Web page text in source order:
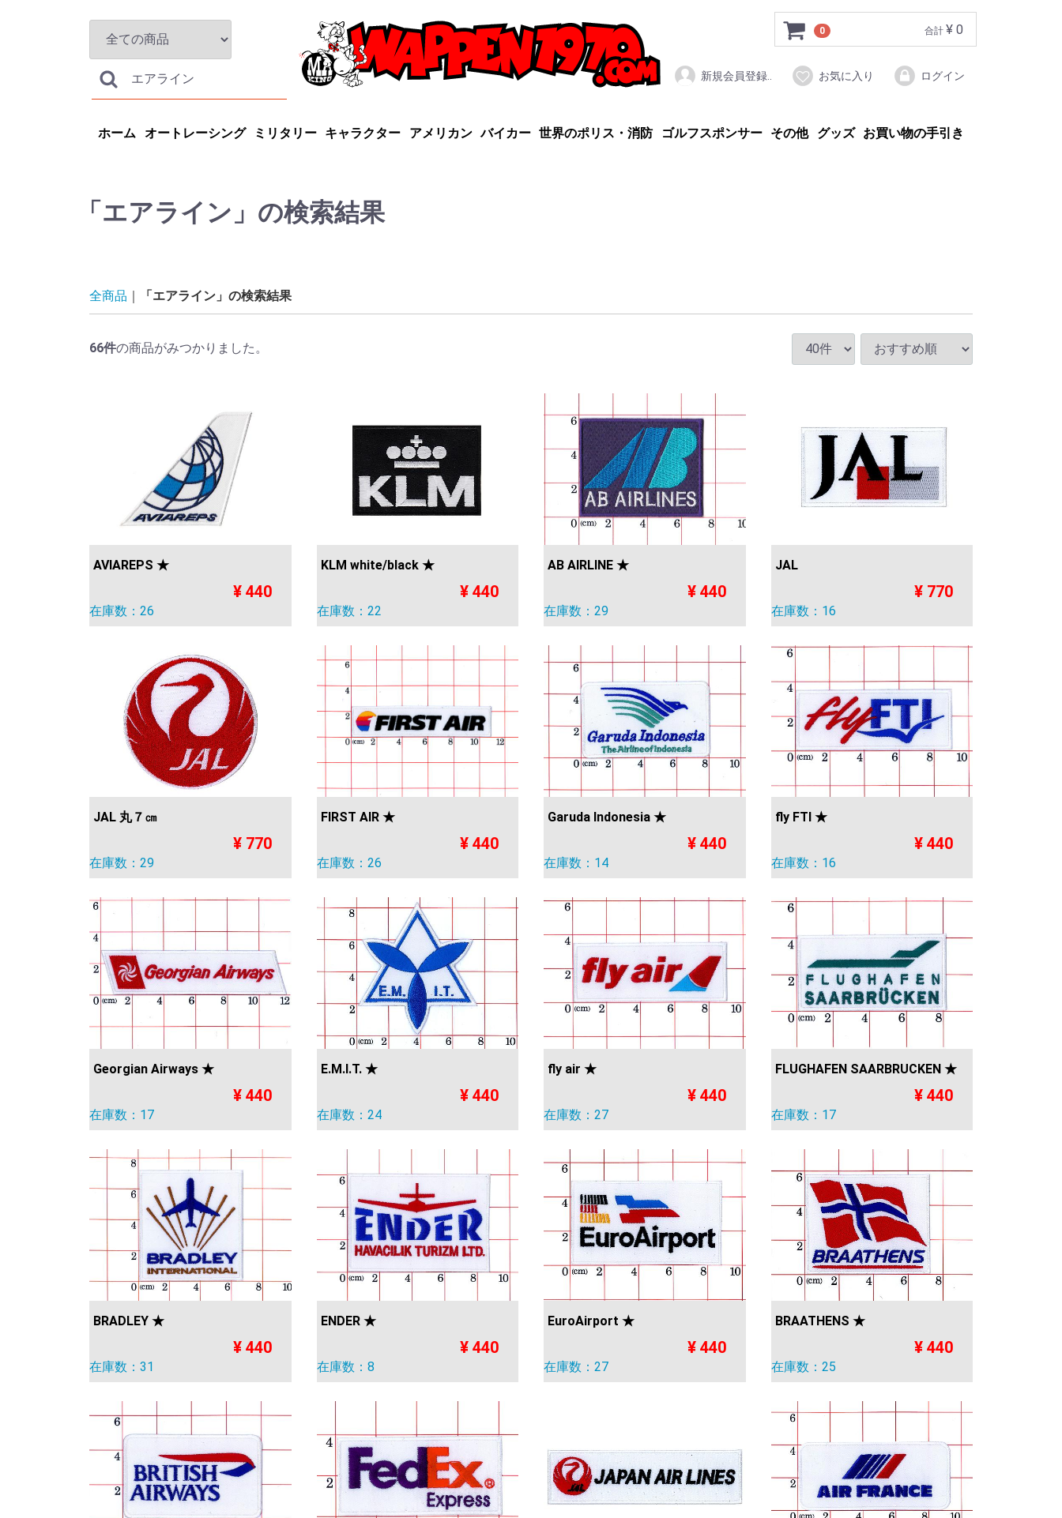
0 合計 ¥ 0
新規会員登録.. お気に入り ログイン
ホーム オートレーシング ミリタリー キャラクター アメリカン バイカー 世界のポリス・消防 ゴルフスポンサー その他 グッズ お買い物の手引き
「エアライン」の検索結果
全商品 「エアライン」の検索結果
66件の商品がみつかりました。
AVIAREPS ★
¥ 440
在庫数：26
KLM white/black ★
¥ 440
在庫数：22
AB AIRLINE ★
¥ 440
在庫数：29
JAL
¥ 770
在庫数：16
JAL 丸７㎝
¥ 770
在庫数：29
FIRST AIR ★
¥ 440
在庫数：26
Garuda Indonesia ★
¥ 440
在庫数：14
fly FTI ★
¥ 440
在庫数：16
Georgian Airways ★
¥ 440
在庫数：17
E.M.I.T. ★
¥ 440
在庫数：24
fly air ★
¥ 440
在庫数：27
FLUGHAFEN SAARBRUCKEN ★
¥ 440
在庫数：17
BRADLEY ★
¥ 440
在庫数：31
ENDER ★
¥ 440
在庫数：8
EuroAirport ★
¥ 440
在庫数：27
BRAATHENS ★
¥ 440
在庫数：25